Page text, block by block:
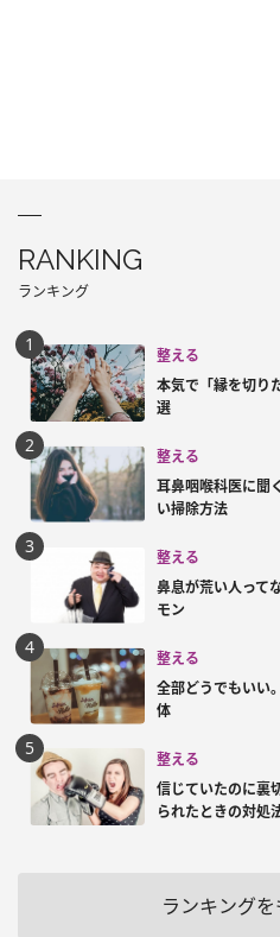
RANKING
ランキング
整える
本気で「縁を切り
選
整える
耳鼻咽喉科医に聞
い掃除方法
整える
鼻息が荒い人って
モン
整える
全部どうでもいい
体
整える
信じていたのに裏
られたときの対処
ランキング